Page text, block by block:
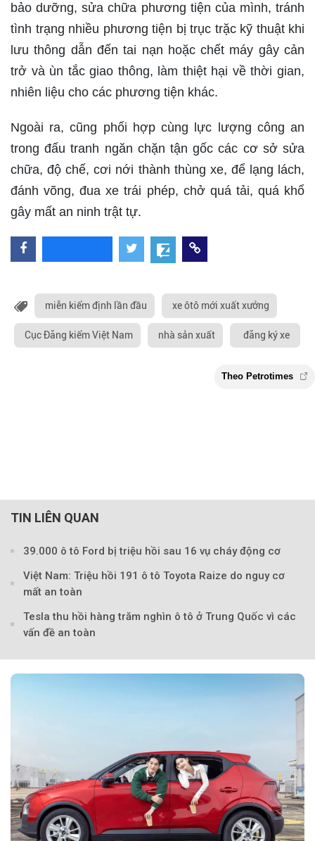
bảo dưỡng, sửa chữa phương tiện của mình, tránh
tình trạng nhiều phương tiện bị trục trặc kỹ thuật khi
lưu thông dẫn đến tai nạn hoặc chết máy gây cản
trở và ùn tắc giao thông, làm thiệt hại về thời gian,
nhiên liệu cho các phương tiện khác.
Ngoài ra, cũng phối hợp cùng lực lượng công an
trong đấu tranh ngăn chặn tận gốc các cơ sở sửa
chữa, độ chế, cơi nới thành thùng xe, để lạng lách,
đánh võng, đua xe trái phép, chở quá tải, quá khổ
gây mất an ninh trật tự.
miễn kiểm định lần đầu xe ôtô mới xuất xưởng
Cục Đăng kiểm Việt Nam nhà sản xuất đăng ký xe
TIN LIÊN QUAN
39.000 ô tô Ford bị triệu hồi sau 16 vụ cháy động cơ
Việt Nam: Triệu hồi 191 ô tô Toyota Raize do nguy cơ
mất an toàn
Tesla thu hồi hàng trăm nghìn ô tô ở Trung Quốc vì các
vấn đề an toàn